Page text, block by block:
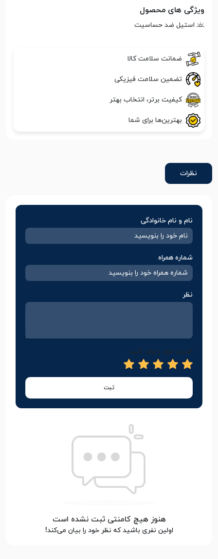
ویژگی های محصول
استیل ضد حساسیت
ضمانت سلامت کالا
تضمین سلامت فیزیکی
کیفیت برتر، انتخاب بهتر
بهترین‌ها برای شما
نظرات
نام و نام خانوادگی
شماره همراه
نظر
امتیاز خود را وارد کنید
ثبت
هنوز هیچ کامنتی ثبت نشده است
اولین نفری باشید که نظر خود را بیان می‌کند!